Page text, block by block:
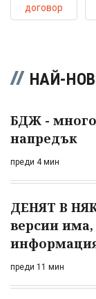
договор
НАЙ-
БДЖ -
напредък
преди 4 мин
ДЕНЯТ В
версии
преди 11 мин